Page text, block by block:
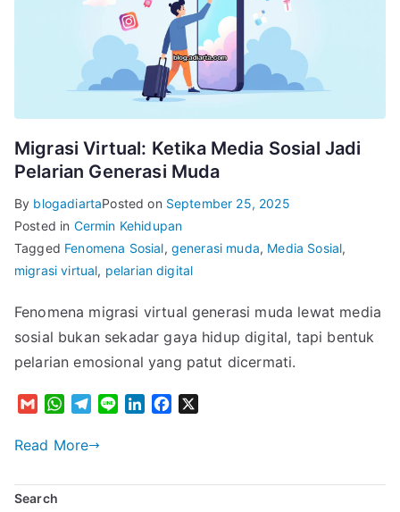
Migrasi Virtual: Ketika Media Sosial Jadi
Pelarian Generasi Muda
By blogadiartaPosted on September 25, 2025
Posted in Cermin Kehidupan
Tagged Fenomena Sosial, generasi muda, Media Sosial,
migrasi virtual, pelarian digital
Fenomena migrasi virtual generasi muda lewat media
sosial bukan sekadar gaya hidup digital, tapi bentuk
pelarian emosional yang patut dicermati.
G
a
l
W
a
s
T
l
g
e
b
Read More
Search